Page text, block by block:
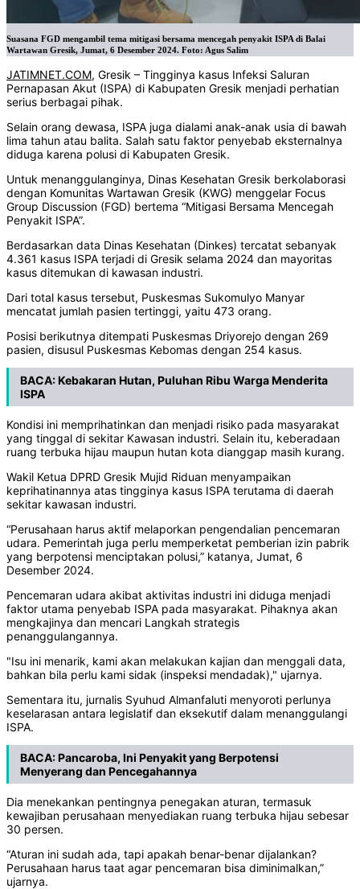
Suasana FGD mengambil tema mitigasi bersama mencegah penyakit ISPA di Balai
Wartawan Gresik, Jumat, 6 Desember 2024. Foto: Agus Salim
JATIMNET.COM, Gresik – Tingginya kasus Infeksi Saluran
Pernapasan Akut (ISPA) di Kabupaten Gresik menjadi perhatian
serius berbagai pihak.
Selain orang dewasa, ISPA juga dialami anak-anak usia di bawah
lima tahun atau balita. Salah satu faktor penyebab eksternalnya
diduga karena polusi di Kabupaten Gresik.
Untuk menanggulanginya, Dinas Kesehatan Gresik berkolaborasi
dengan Komunitas Wartawan Gresik (KWG) menggelar Focus
Group Discussion (FGD) bertema “Mitigasi Bersama Mencegah
Penyakit ISPA”.
Berdasarkan data Dinas Kesehatan (Dinkes) tercatat sebanyak
4.361 kasus ISPA terjadi di Gresik selama 2024 dan mayoritas
kasus ditemukan di kawasan industri.
Dari total kasus tersebut, Puskesmas Sukomulyo Manyar
mencatat jumlah pasien tertinggi, yaitu 473 orang.
Posisi berikutnya ditempati Puskesmas Driyorejo dengan 269
pasien, disusul Puskesmas Kebomas dengan 254 kasus.
BACA:Kebakaran Hutan, Puluhan Ribu Warga Menderita
ISPA
Kondisi ini memprihatinkan dan menjadi risiko pada masyarakat
yang tinggal di sekitar Kawasan industri. Selain itu, keberadaan
ruang terbuka hijau maupun hutan kota dianggap masih kurang.
Wakil Ketua DPRD Gresik Mujid Riduan menyampaikan
keprihatinannya atas tingginya kasus ISPA terutama di daerah
sekitar kawasan industri.
“Perusahaan harus aktif melaporkan pengendalian pencemaran
udara. Pemerintah juga perlu memperketat pemberian izin pabrik
yang berpotensi menciptakan polusi,” katanya, Jumat, 6
Desember 2024.
Pencemaran udara akibat aktivitas industri ini diduga menjadi
faktor utama penyebab ISPA pada masyarakat. Pihaknya akan
mengkajinya dan mencari Langkah strategis
penanggulangannya.
"Isu ini menarik, kami akan melakukan kajian dan menggali data,
bahkan bila perlu kami sidak (inspeksi mendadak)," ujarnya.
Sementara itu, jurnalis Syuhud Almanfaluti menyoroti perlunya
keselarasan antara legislatif dan eksekutif dalam menanggulangi
ISPA.
BACA:Pancaroba, Ini Penyakit yang Berpotensi
Menyerang dan Pencegahannya
Dia menekankan pentingnya penegakan aturan, termasuk
kewajiban perusahaan menyediakan ruang terbuka hijau sebesar
30 persen.
“Aturan ini sudah ada, tapi apakah benar-benar dijalankan?
Perusahaan harus taat agar pencemaran bisa diminimalkan,”
ujarnya.